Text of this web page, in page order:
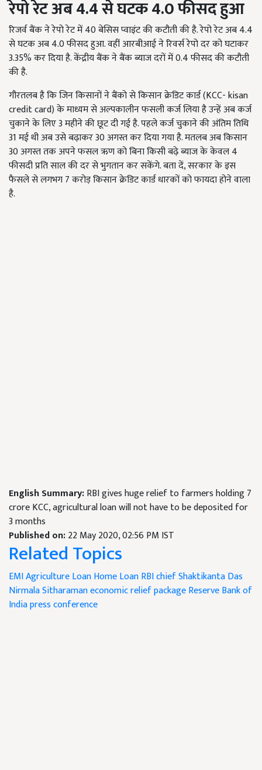
रेपो रेट अब 4.4 से घटक 4.0 फीसद हुआ
रिजर्व बैंक ने रेपो रेट में 40 बेसिस प्वाइंट की कटौती की है. रेपो रेट अब 4.4
से घटक अब 4.0 फीसद हुआ. वहीं आरबीआई ने रिवर्स रेपो दर को घटाकर
3.35% कर दिया है. केंद्रीय बैंक ने बैंक ब्याज दरों में 0.4 फीसद की कटौती
की है.
गौरतलब है कि जिन किसानों ने बैंको से किसान क्रेडिट कार्ड (KCC- kisan
credit card) के माध्यम से अल्पकालीन फसली कर्ज लिया है उन्हें अब कर्ज
चुकाने के लिए 3 महीने की छूट दी गई है. पहले कर्ज चुकाने की अंतिम तिथि
31 मई थी अब उसे बढ़ाकर 30 अगस्त कर दिया गया है. मतलब अब किसान
30 अगस्त तक अपने फसल ऋण को बिना किसी बढ़े ब्याज के केवल 4
फीसदी प्रति साल की दर से भुगतान कर सकेंगे. बता दें, सरकार के इस
फैसले से लगभग 7 करोड़ किसान क्रेडिट कार्ड धारकों को फायदा होने वाला
है.
English Summary:RBI gives huge relief to farmers holding 7
crore KCC, agricultural loan will not have to be deposited for
3 months
Published on:22 May 2020, 02:56 PM IST
Related Topics
EMIAgriculture LoanHome LoanRBI chief Shaktikanta Das
Nirmala Sitharamaneconomic relief packageReserve Bank of
Indiapress conference